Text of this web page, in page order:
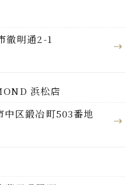
徹明通2-1
浜松店
中区鍛冶町503番地